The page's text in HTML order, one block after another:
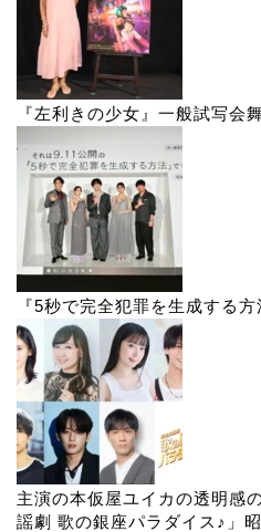
『左利きの少女』一般試写会
『5秒で完全犯罪を生成する
主演の本仮屋ユイカの透明感
謡劇 歌の銀座パラダイス♪」